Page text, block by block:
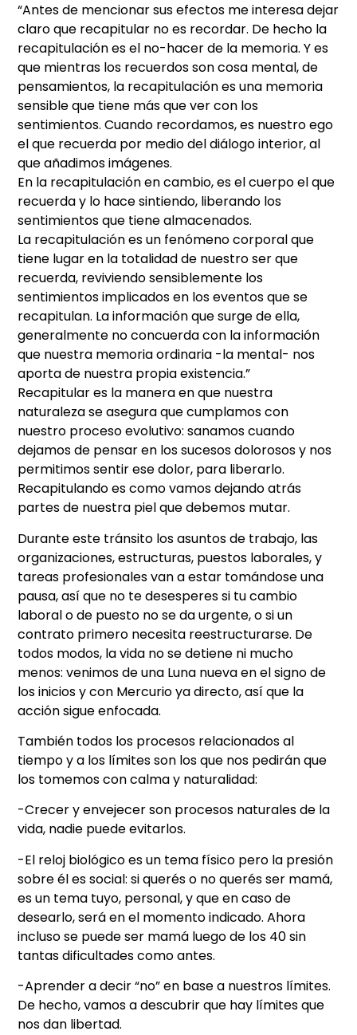
“Antes de mencionar sus efectos me interesa dejar
claro que recapitular no es recordar. De hecho la
recapitulación es el no-hacer de la memoria. Y es
que mientras los recuerdos son cosa mental, de
pensamientos, la recapitulación es una memoria
sensible que tiene más que ver con los
sentimientos. Cuando recordamos, es nuestro ego
el que recuerda por medio del diálogo interior, al
que añadimos imágenes.
En la recapitulación en cambio, es el cuerpo el que
recuerda y lo hace sintiendo, liberando los
sentimientos que tiene almacenados.
La recapitulación es un fenómeno corporal que
tiene lugar en la totalidad de nuestro ser que
recuerda, reviviendo sensiblemente los
sentimientos implicados en los eventos que se
recapitulan. La información que surge de ella,
generalmente no concuerda con la información
que nuestra memoria ordinaria -la mental- nos
aporta de nuestra propia existencia.”
Recapitular es la manera en que nuestra
naturaleza se asegura que cumplamos con
nuestro proceso evolutivo: sanamos cuando
dejamos de pensar en los sucesos dolorosos y nos
permitimos sentir ese dolor, para liberarlo.
Recapitulando es como vamos dejando atrás
partes de nuestra piel que debemos mutar.
Durante este tránsito los asuntos de trabajo, las
organizaciones, estructuras, puestos laborales, y
tareas profesionales van a estar tomándose una
pausa, así que no te desesperes si tu cambio
laboral o de puesto no se da urgente, o si un
contrato primero necesita reestructurarse. De
todos modos, la vida no se detiene ni mucho
menos: venimos de una Luna nueva en el signo de
los inicios y con Mercurio ya directo, así que la
acción sigue enfocada.
También todos los procesos relacionados al
tiempo y a los límites son los que nos pedirán que
los tomemos con calma y naturalidad:
-Crecer y envejecer son procesos naturales de la
vida, nadie puede evitarlos.
-El reloj biológico es un tema físico pero la presión
sobre él es social: si querés o no querés ser mamá,
es un tema tuyo, personal, y que en caso de
desearlo, será en el momento indicado. Ahora
incluso se puede ser mamá luego de los 40 sin
tantas dificultades como antes.
-Aprender a decir “no” en base a nuestros límites.
De hecho, vamos a descubrir que hay límites que
nos dan libertad.